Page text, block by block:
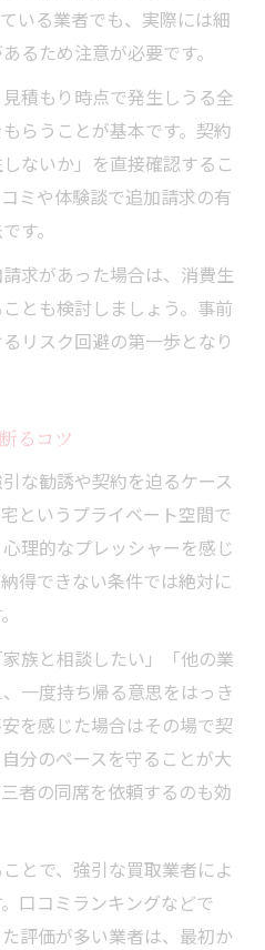
いる業者でも、実際には細
るため注意が必要です。
積もり時点で発生しうる全
らうことが基本です。契約
ないか」を直接確認するこ
ミや体験談で追加請求の有
す。
求があった場合は、消費生
とも検討しましょう。事前
リスク回避の第一歩となり
るコツ
な勧誘や契約を迫るケース
というプライベート空間で
理的なプレッシャーを感じ
得できない条件では絶対に
族と相談したい」「他の業
一度持ち帰る意思をはっき
を感じた場合はその場で契
分のペースを守ることが大
者の同席を依頼するのも効
とで、強引な買取業者によ
口コミランキングなどで
評価が多い業者は、最初か